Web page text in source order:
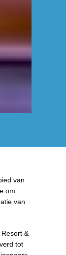
van
om
van
&
tot